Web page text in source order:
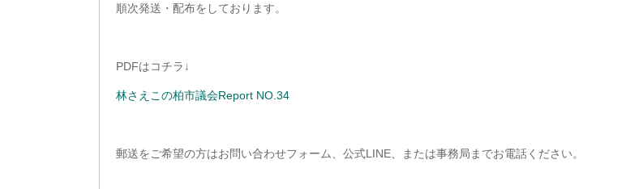
順次発送・配布をしております。
PDFはコチラ↓
林さえこの柏市議会Report NO.34
郵送をご希望の方はお問い合わせフォーム、公式LINE、または事務局までお電話ください。